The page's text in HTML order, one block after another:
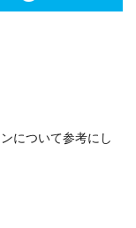
について参考にし